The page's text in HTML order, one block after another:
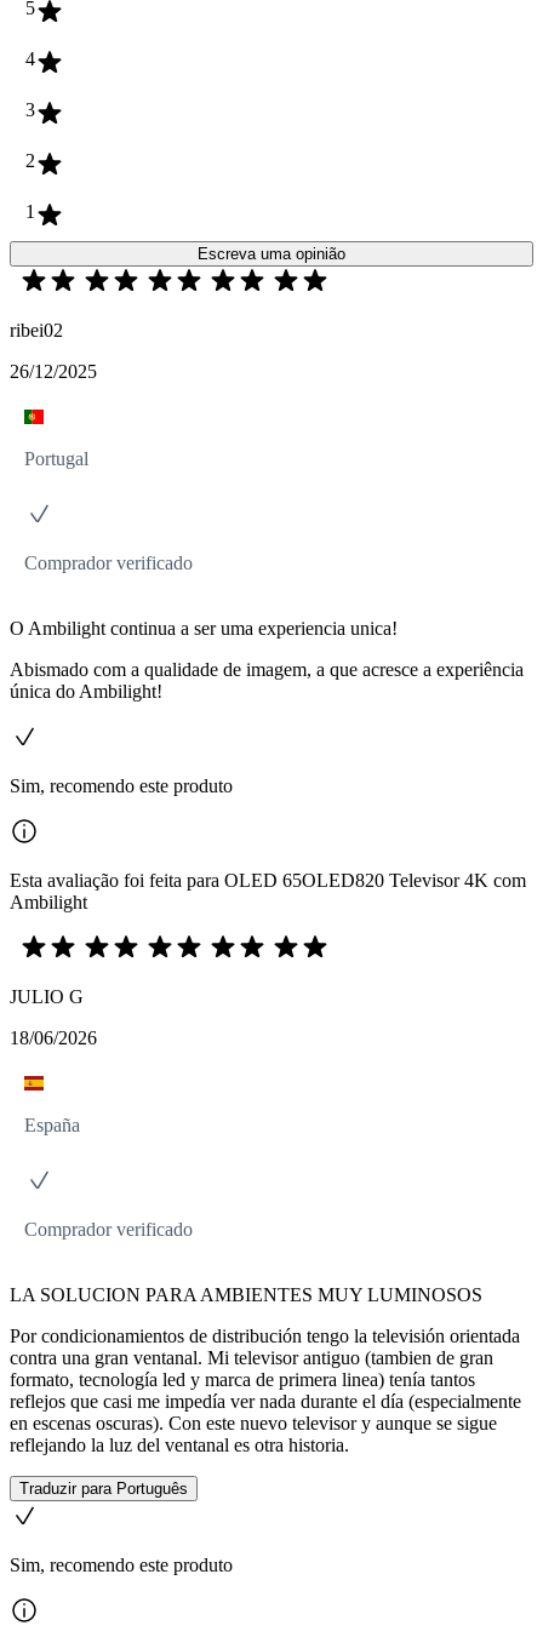
5
4
3
2
1
Escreva uma opinião
ribei02
26/12/2025
Portugal
Comprador verificado
O Ambilight continua a ser uma experiencia unica!
Abismado com a qualidade de imagem, a que acresce a experiência
única do Ambilight!
Sim, recomendo este produto
Esta avaliação foi feita para OLED 65OLED820 Televisor 4K com
Ambilight
JULIO G
18/06/2026
España
Comprador verificado
LA SOLUCION PARA AMBIENTES MUY LUMINOSOS
Por condicionamientos de distribución tengo la televisión orientada
contra una gran ventanal. Mi televisor antiguo (tambien de gran
formato, tecnología led y marca de primera linea) tenía tantos
reflejos que casi me impedía ver nada durante el día (especialmente
en escenas oscuras). Con este nuevo televisor y aunque se sigue
reflejando la luz del ventanal es otra historia.
Traduzir para Português
Sim, recomendo este produto